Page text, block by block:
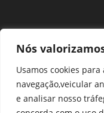
Nós
Usamos cookies
navegação,veicular
e analisar nosso
Assessoria de